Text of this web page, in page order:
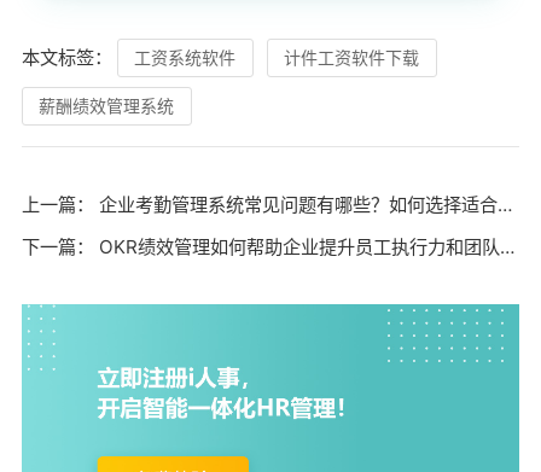
本文标签： 工资系统软件 计件工资软件下载
薪酬绩效管理系统
上一篇： 企业考勤管理系统常见问题有哪些？如何选择适合的考勤解决方案？
下一篇： OKR绩效管理如何帮助企业提升员工执行力和团队协作效率？